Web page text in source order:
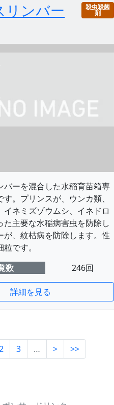
リンバー
殺虫殺菌
剤
バーを混合した水稲育苗箱専
。プリンスが、ウンカ類、
イネミズゾウムシ、イネドロ
た主要な水稲病害虫を防除し
が、紋枯病を防除します。性
です。
数
246回
詳細を見る
3 … > >>